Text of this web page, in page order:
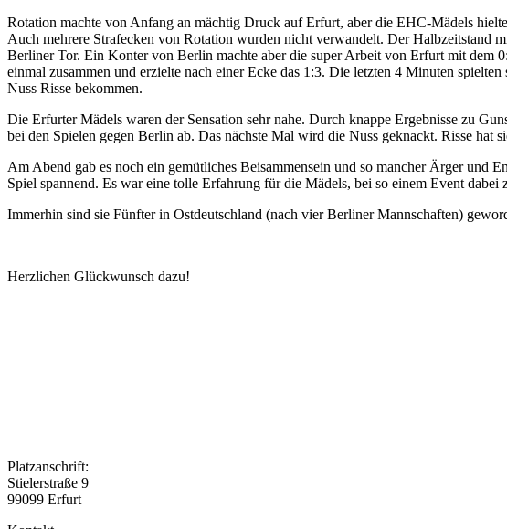
Rotation machte von Anfang an mächtig Druck auf Erfurt, aber die EHC-Mädels
Auch mehrere Strafecken von Rotation wurden nicht verwandelt. Der Halbzeitstand
Berliner Tor. Ein Konter von Berlin machte aber die super Arbeit von Erfurt mit dem
einmal zusammen und erzielte nach einer Ecke das 1:3. Die letzten 4 Minuten
Nuss Risse bekommen.
Die Erfurter Mädels waren der Sensation sehr nahe. Durch knappe Ergebnisse zu
bei den Spielen gegen Berlin ab. Das nächste Mal wird die Nuss geknackt. Risse hat
Am Abend gab es noch ein gemütliches Beisammensein und so mancher Ärger und
Spiel spannend. Es war eine tolle Erfahrung für die Mädels, bei so einem Event dabei
Immerhin sind sie Fünfter in Ostdeutschland (nach vier Berliner Mannschaften)
Herzlichen Glückwunsch dazu!
Platzanschrift:
Stielerstraße 9
99099 Erfurt